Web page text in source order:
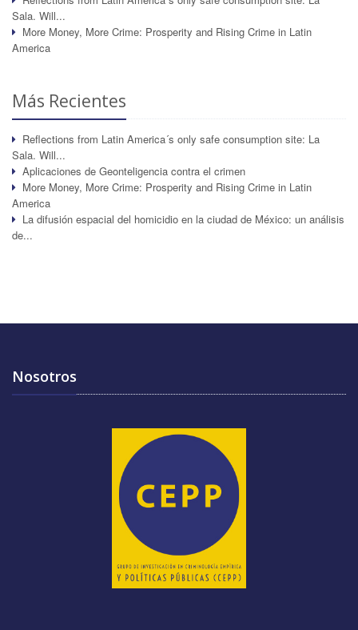
Sala. Will...
More Money, More Crime: Prosperity and Rising Crime in Latin
America
Más Recientes
Reflections from Latin America´s only safe consumption site: La
Sala. Will...
Aplicaciones de Geonteligencia contra el crimen
More Money, More Crime: Prosperity and Rising Crime in Latin
America
La difusión espacial del homicidio en la ciudad de México: un análisis
de...
Nosotros